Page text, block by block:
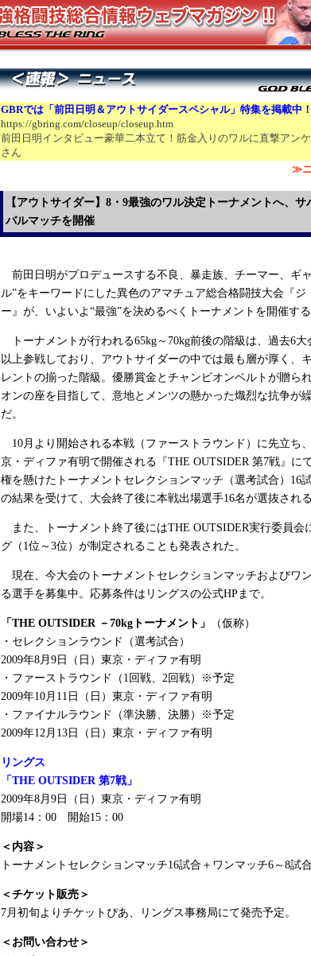
GBRでは「前田日明＆アウトサイダースペシャル」特集を掲載中！
https://gbring.com/closeup/closeup.htm
前田日明インタビュー豪華二本立て！筋金入りのワルに直撃アン
さん
≫ニ
【アウトサイダー】8・9最強のワル決定トーナメントへ、サ
バルマッチを開催
前田日明がプロデュースする不良、暴走族、チーマー、ギ
ル”をキーワードにした異色のアマチュア総合格闘技大会『ジ
ー』が、いよいよ“最強”を決めるべくトーナメントを開催する
トーナメントが行われる65kg～70kg前後の階級は、過去6大
以上参戦しており、アウトサイダーの中では最も層が厚く、
レントの揃った階級。優勝賞金とチャンピオンベルトが贈ら
オンの座を目指して、意地とメンツの懸かった熾烈な抗争が
だ。
10月より開始される本戦（ファーストラウンド）に先立ち
京・ディファ有明で開催される『THE OUTSIDER 第7戦』に
権を懸けたトーナメントセレクションマッチ（選考試合）16
の結果を受けて、大会終了後に本戦出場選手16名が選抜される
また、トーナメント終了後にはTHE OUTSIDER実行委員会
グ（1位～3位）が制定されることも発表された。
現在、今大会のトーナメントセレクションマッチおよびワ
る選手を募集中。応募条件はリングスの公式HPまで。
「THE OUTSIDER －70kgトーナメント」
（仮称）
・セレクションラウンド（選考試合）
2009年8月9日（日）東京・ディファ有明
・ファーストラウンド（1回戦、2回戦）※予定
2009年10月11日（日）東京・ディファ有明
・ファイナルラウンド（準決勝、決勝）※予定
2009年12月13日（日）東京・ディファ有明
リングス
「THE OUTSIDER 第7戦」
2009年8月9日（日）東京・ディファ有明
開場14：00 開始15：00
＜内容＞
トーナメントセレクションマッチ16試合＋ワンマッチ6～8試
＜チケット販売＞
7月初旬よりチケットぴあ、リングス事務局にて発売予定。
＜お問い合わせ＞